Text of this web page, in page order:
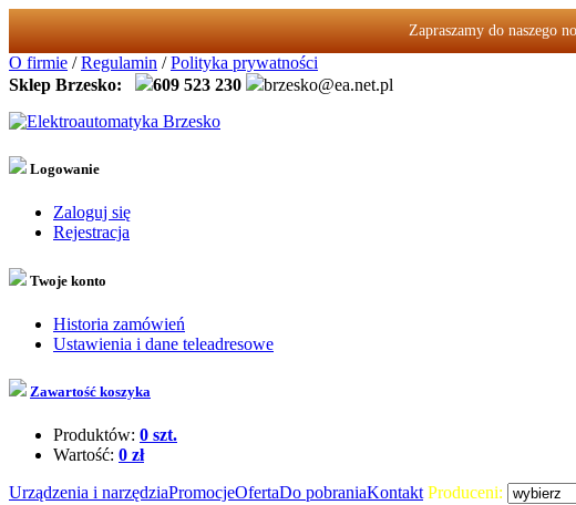
Zapraszamy do naszego
O firmie /Regulamin /Polityka prywatności
Sklep Brzesko:
609 523 230 brzesko@ea.net.pl
Logowanie
Zaloguj się
Rejestracja
Twoje konto
Historia zamówień
Ustawienia i dane teleadresowe
Zawartość koszyka
Produktów: 0 szt.
Wartość: 0 zł
Urządzenia i narzędziaPromocjeOfertaDo pobraniaKontakt Produceni: